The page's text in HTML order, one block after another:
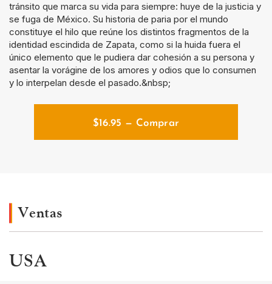
tránsito que marca su vida para siempre: huye de la justicia y
se fuga de México. Su historia de paria por el mundo
constituye el hilo que reúne los distintos fragmentos de la
identidad escindida de Zapata, como si la huida fuera el
único elemento que le pudiera dar cohesión a su persona y
asentar la vorágine de los amores y odios que lo consumen
y lo interpelan desde el pasado.&nbsp;
$16.95 — Comprar
Ventas
USA